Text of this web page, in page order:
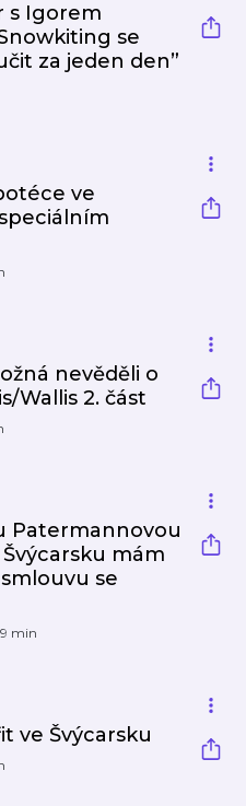
s Igorem
se
za jeden den”
ve
nevěděli o
Wallis 2. část
Patermannovou
mám
se
min
ve Švýcarsku